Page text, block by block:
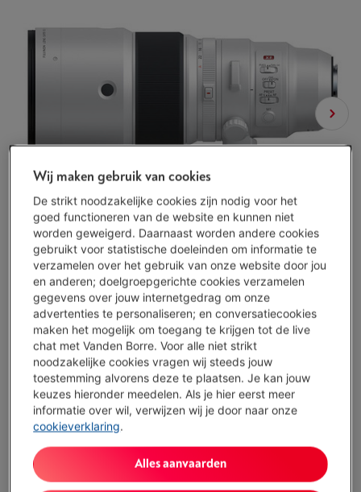
Representatief voorbeeld : KREDIETOPENING VAN ONBEPAALDE DUUR van
1.500,00 EUR aan een JAARLIJKS KOSTENPERCENTAGE van 14,5 % waarvan
0,02% maandelijkse kaartkosten van het geleende kapitaal (VARIABELE
debetrentevoet van 14,23%), en een debetrentevoet van 6,24%.
binnen minstens 3 weken
€ 3.399,00
Of 24 betalingen van € 151,10 -Meer info
Wij maken gebruik van cookies
De strikt noodzakelijke cookies zijn nodig voor het
goed functioneren van de website en kunnen niet
worden geweigerd. Daarnaast worden andere cookies
gebruikt voor statistische doeleinden om informatie te
verzamelen over het gebruik van onze website door jou
en anderen; doelgroepgerichte cookies verzamelen
gegevens over jouw internetgedrag om onze
advertenties te personaliseren; en conversatiecookies
maken het mogelijk om toegang te krijgen tot de live
chat met Vanden Borre. Voor alle niet strikt
noodzakelijke cookies vragen wij steeds jouw
toestemming alvorens deze te plaatsen. Je kan jouw
keuzes hieronder meedelen. Als je hier eerst meer
informatie over wil, verwijzen wij je door naar onze
cookieverklaring.
Alles aanvaarden